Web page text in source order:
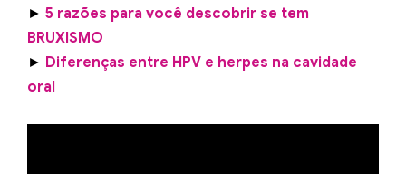
► 5 razões para você descobrir se tem
BRUXISMO
► Diferenças entre HPV e herpes na cavidade
oral